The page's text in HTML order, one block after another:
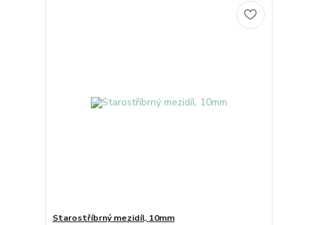
Starostříbrný mezidíl, 10mm